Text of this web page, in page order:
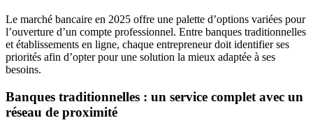
Le marché bancaire en 2025 offre une palette d’options variées pour
l’ouverture d’un compte professionnel. Entre banques traditionnelles
et établissements en ligne, chaque entrepreneur doit identifier ses
priorités afin d’opter pour une solution la mieux adaptée à ses
besoins.
Banques traditionnelles : un service complet avec un
réseau de proximité